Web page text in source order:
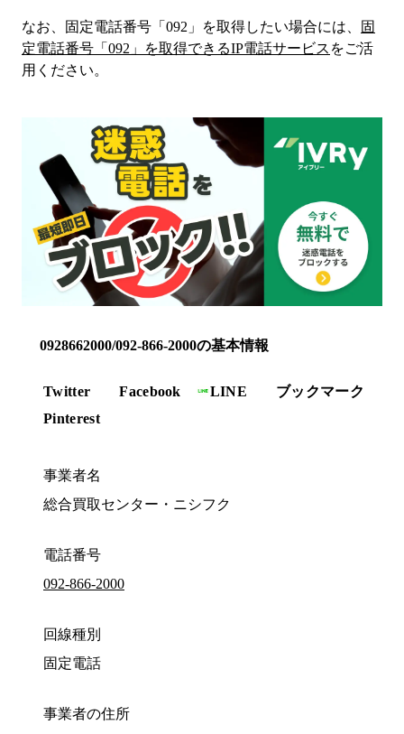
なお、固定電話番号「 092 」を取得したい場合には、
固
定電話番号「 092 」を取得できるIP電話サービス をご活
用ください。
0928662000/092-866-2000の基本情報
Twitter Facebook LINE
ブックマーク
Pinterest
事業者名
総合買取センター・ニシフク
電話番号
092-866-2000
回線種別
固定電話
事業者の住所